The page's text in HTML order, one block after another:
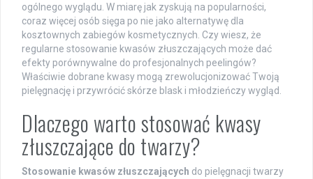
ogólnego wyglądu. W miarę jak zyskują na popularności,
coraz więcej osób sięga po nie jako alternatywę dla
kosztownych zabiegów kosmetycznych. Czy wiesz, że
regularne stosowanie kwasów złuszczających może dać
efekty porównywalne do profesjonalnych peelingów?
Właściwie dobrane kwasy mogą zrewolucjonizować Twoją
pielęgnację i przywrócić skórze blask i młodzieńczy wygląd.
Dlaczego warto stosować kwasy
złuszczające do twarzy?
Stosowanie kwasów złuszczających do pielęgnacji twarzy